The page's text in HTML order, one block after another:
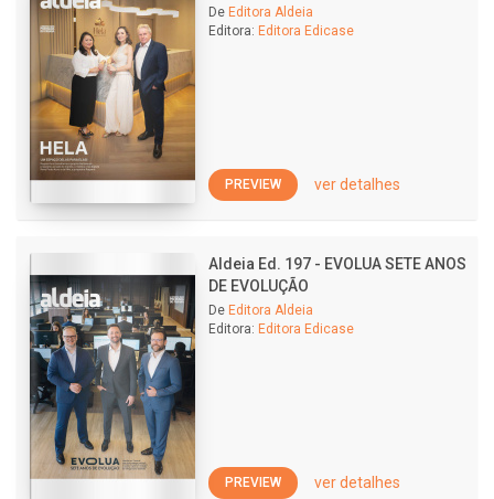
De Editora Aldeia
Editora: Editora Edicase
PREVIEW ver detalhes
Aldeia Ed. 197 - EVOLUA SETE ANOS
DE EVOLUÇÃO
De Editora Aldeia
Editora: Editora Edicase
PREVIEW ver detalhes